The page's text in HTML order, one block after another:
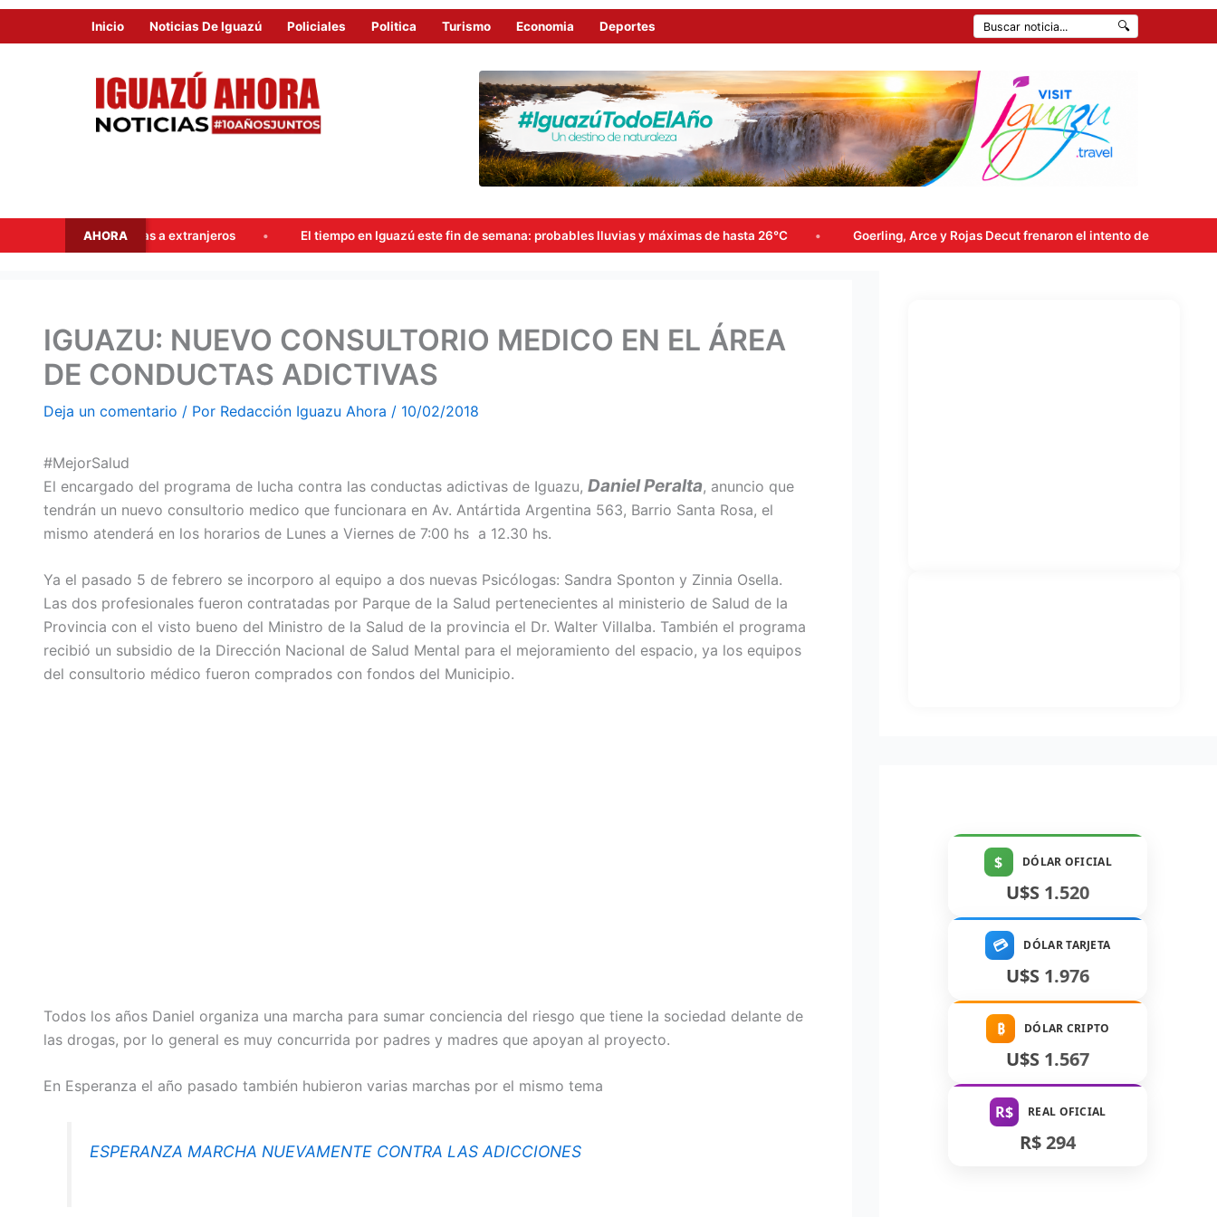
Inicio Noticias De Iguazú Policiales Politica Turismo Economia Deportes 🔍
AHORA
tierras a extranjeros El tiempo en Iguazú este fin de semana: probables lluvias y máximas de hasta 26°C Goerling, Arce y Rojas Decut frenaron el intento de enviar a comisión la ley de
IGUAZU: NUEVO CONSULTORIO MEDICO EN EL ÁREA
DE CONDUCTAS ADICTIVAS
Deja un comentario / Por Redacción Iguazu Ahora / 10/02/2018
#MejorSalud
El encargado del programa de lucha contra las conductas adictivas de Iguazu, Daniel Peralta, anuncio que
tendrán un nuevo consultorio medico que funcionara en Av. Antártida Argentina 563, Barrio Santa Rosa, el
mismo atenderá en los horarios de Lunes a Viernes de 7:00 hs a 12.30 hs.
Ya el pasado 5 de febrero se incorporo al equipo a dos nuevas Psicólogas: Sandra Sponton y Zinnia Osella.
Las dos profesionales fueron contratadas por Parque de la Salud pertenecientes al ministerio de Salud de la
Provincia con el visto bueno del Ministro de la Salud de la provincia el Dr. Walter Villalba. También el programa
recibió un subsidio de la Dirección Nacional de Salud Mental para el mejoramiento del espacio, ya los equipos
del consultorio médico fueron comprados con fondos del Municipio.
Todos los años Daniel organiza una marcha para sumar conciencia del riesgo que tiene la sociedad delante de
las drogas, por lo general es muy concurrida por padres y madres que apoyan al proyecto.
En Esperanza el año pasado también hubieron varias marchas por el mismo tema
ESPERANZA MARCHA NUEVAMENTE CONTRA LAS ADICCIONES
$ DÓLAR OFICIAL
U$S 1.520
💳 DÓLAR TARJETA
U$S 1.976
₿ DÓLAR CRIPTO
U$S 1.567
R$ REAL OFICIAL
R$ 294